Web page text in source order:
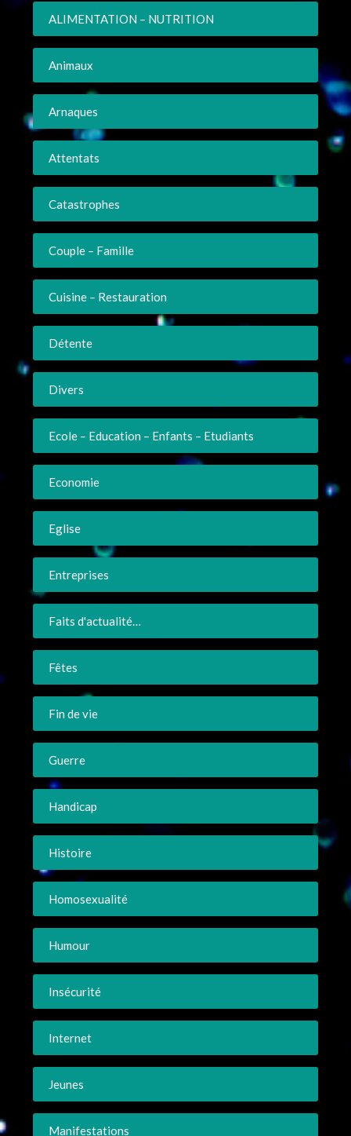
ALIMENTATION – NUTRITION
Animaux
Arnaques
Attentats
Catastrophes
Couple – Famille
Cuisine – Restauration
Détente
Divers
Ecole – Education – Enfants – Etudiants
Economie
Eglise
Entreprises
Faits d'actualité…
Fêtes
Fin de vie
Guerre
Handicap
Histoire
Homosexualité
Humour
Insécurité
Internet
Jeunes
Manifestations